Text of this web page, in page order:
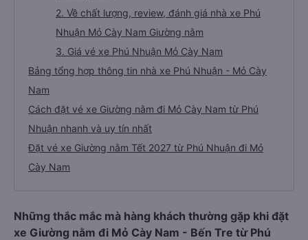
2. Về chất lượng, review, đánh giá nhà xe Phú
Nhuận Mỏ Cày Nam Giường nằm
3. Giá vé xe Phú Nhuận Mỏ Cày Nam
Bảng tổng hợp thông tin nhà xe Phú Nhuận - Mỏ Cày
Nam
Cách đặt vé xe Giường nằm đi Mỏ Cày Nam từ Phú
Nhuận nhanh và uy tín nhất
Đặt vé xe Giường nằm Tết 2027 từ Phú Nhuận đi Mỏ
Cày Nam
Những thắc mắc mà hàng khách thường gặp khi đặt
xe Giường nằm đi Mỏ Cày Nam - Bến Tre từ Phú